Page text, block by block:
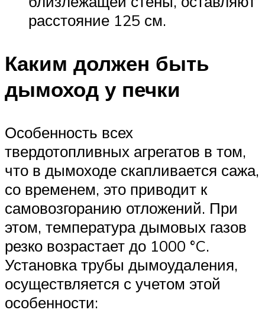
расстояние 125 см.
Каким должен быть
дымоход у печки
Особенность всех
твердотопливных агрегатов в том,
что в дымоходе скапливается сажа,
со временем, это приводит к
самовозгоранию отложений. При
этом, температура дымовых газов
резко возрастает до 1000 °C.
Установка трубы дымоудаления,
осуществляется с учетом этой
особенности: